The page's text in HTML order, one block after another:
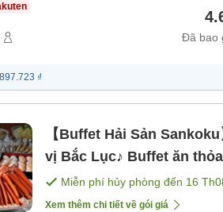
Đã bao
897.723 ₫
【Buffet Hải Sản
vị Bắc Lục♪ Buffet ăn
không giới hạn trong 90
Miễn phí hủy phòng đến 16
Xem thêm chi tiết về gói giá